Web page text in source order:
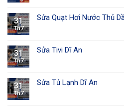
31
Th7
Sửa Quạt Hơi Nước Thủ
31
Th7
Sửa Tivi Dĩ An
31
Th7
Sửa Tủ Lạnh Dĩ An